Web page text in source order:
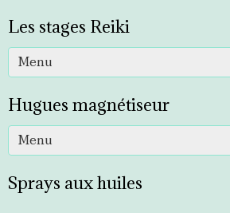
Les stages Reiki
Hugues magnétiseur
Sprays aux huiles